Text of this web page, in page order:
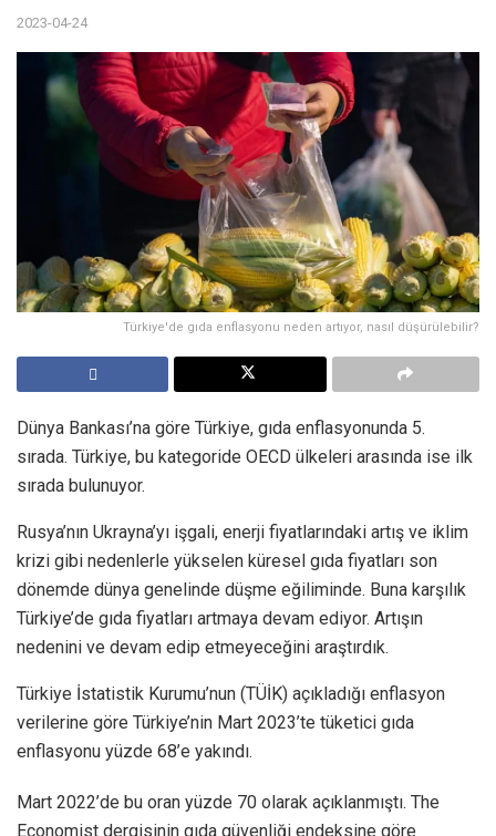
2023-04-24
Türkiye'de gıda enflasyonu neden artıyor, nasıl düşürülebilir?
Dünya Bankası’na göre Türkiye, gıda enflasyonunda 5.
sırada. Türkiye, bu kategoride OECD ülkeleri arasında ise ilk
sırada bulunuyor.
Rusya’nın Ukrayna’yı işgali, enerji fiyatlarındaki artış ve iklim
krizi gibi nedenlerle yükselen küresel gıda fiyatları son
dönemde dünya genelinde düşme eğiliminde. Buna karşılık
Türkiye’de gıda fiyatları artmaya devam ediyor. Artışın
nedenini ve devam edip etmeyeceğini araştırdık.
Türkiye İstatistik Kurumu’nun (TÜİK) açıkladığı enflasyon
verilerine göre Türkiye’nin Mart 2023’te tüketici gıda
enflasyonu yüzde 68’e yakındı.
Mart 2022’de bu oran yüzde 70 olarak açıklanmıştı. The
Economist dergisinin gıda güvenliği endeksine göre